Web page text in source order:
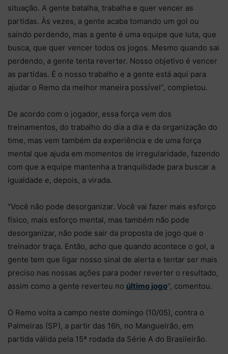
situação. A gente batalha, trabalha e quer vencer as
partidas. Às vezes, a gente acaba tomando um gol ou
saindo perdendo, mas a gente é uma equipe que luta, que
busca, que quer vencer todos os jogos. Mesmo quando sai
perdendo, a gente tenta reverter. Nosso objetivo é vencer
as partidas. É o nosso trabalho e a gente está aqui para
ajudar o Remo da melhor maneira possível”, completou.
De acordo com o jogador, essa força vem dos
treinamentos, do trabalho do dia a dia e da organização do
time, mas vem também da experiência e de uma força
mental que ajuda em momentos de irregularidade, fazendo
com que a equipe mantenha a tranquilidade para buscar a
igualdade e, depois, a virada.
“Você não pode desorganizar. Você vai fazer mais esforço
físico, mais esforço mental, mas também não pode
desorganizar, não pode sair da proposta de jogo que o
treinador traça. Então, acho que quando acontece o gol, a
gente tem que ligar nosso sinal de alerta e tentar ser mais
preciso nas nossas ações para poder reverter o resultado,
assim como a gente reverteu no último jogo“, comentou.
O Remo volta a campo neste domingo (10/05), contra o
Palmeiras (SP), a partir das 16h, no Mangueirão, em
partida válida pela 15ª rodada da Série A do Brasileirão.